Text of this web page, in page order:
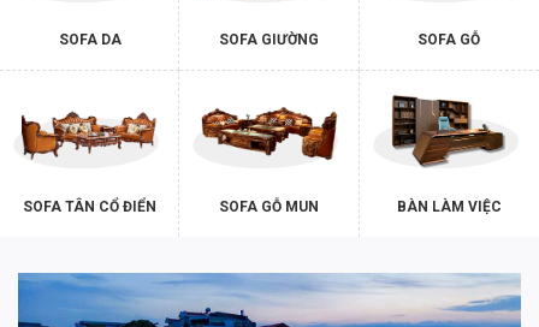
SOFA DA SOFA GIƯỜNG SOFA GỖ
SOFA TÂN CỔ ĐIỂN SOFA GỖ MUN BÀN LÀM VIỆC